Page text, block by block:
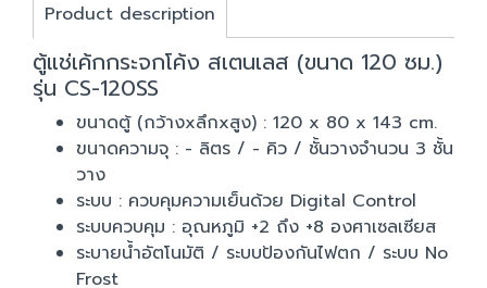
Product description
ตู้แช่เค้กกระจกโค้ง สเตนเลส (ขนาด 120 ซม.)
รุ่น CS-120SS
ขนาดตู้ (กว้างxลึกxสูง) : 120 x 80 x 143 cm.
ขนาดความจุ : - ลิตร / - คิว / ชั้นวางจำนวน 3 ชั้น
วาง
ระบบ : ควบคุมความเย็นด้วย Digital Control
ระบบควบคุม : อุณหภูมิ +2 ถึง +8 องศาเซลเซียส
ระบายน้ำอัตโนมัติ / ระบบป้องกันไฟตก / ระบบ No
Frost